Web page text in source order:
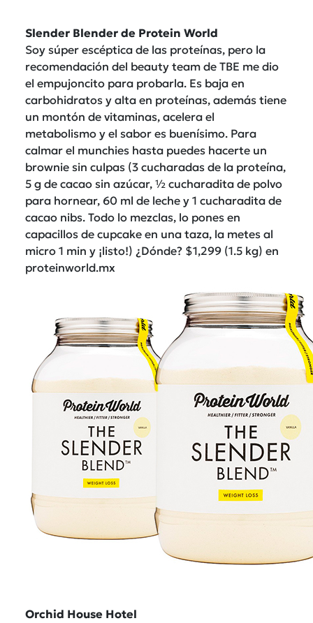
Slender Blender de Protein World
Soy súper escéptica de las proteínas, pero la
recomendación del beauty team de TBE me dio
el empujoncito para probarla. Es baja en
carbohidratos y alta en proteínas, además tiene
un montón de vitaminas, acelera el
metabolismo y el sabor es buenísimo. Para
calmar el munchies hasta puedes hacerte un
brownie sin culpas (3 cucharadas de la proteína,
5 g de cacao sin azúcar, ½ cucharadita de polvo
para hornear, 60 ml de leche y 1 cucharadita de
cacao nibs. Todo lo mezclas, lo pones en
capacillos de cupcake en una taza, la metes al
micro 1 min y ¡listo!) ¿Dónde? $1,299 (1.5 kg) en
proteinworld.mx
Orchid House Hotel